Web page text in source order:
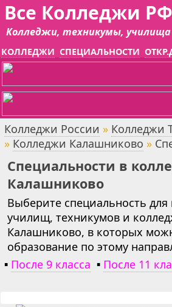
Все Колледжи РФ
Колледжи, техникумы, училища
КОЛЛЕДЖИ СПЕЦИАЛЬНОСТИ
Колледжи России » Колледжи
» Колледжи Калашниково »
Специальности в
Калашниково
Выберите специальность для
училищ, техникумов и
Калашниково, в которых
образование по этому
▪ После 9 класса ▪ После 11